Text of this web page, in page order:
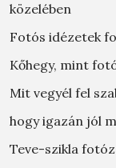
közelében
Fotós idézetek
Kőhegy, mint
Mit vegyél fel
hogy igazán jól
Teve-szikla